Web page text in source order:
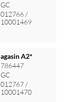
at se priser
GC
012766 /
10001469
at se priser
A2*
786447
GC
012767 /
10001470